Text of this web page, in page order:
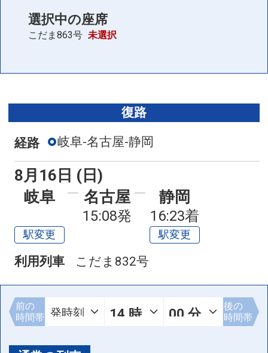
選択中の座席
こだま863号 未選択
復路
経路 岐阜-名古屋-静岡
8月16日 (日)
岐阜
駅変更
名古屋
15:08発
静岡
16:23着
駅変更
利用列車 こだま832号
前の
時間帯
後の
時間帯